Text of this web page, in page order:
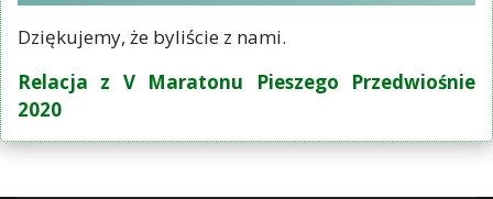
Dziękujemy, że byliście z nami.
Relacja z V Maratonu Pieszego Przedwiośnie
2020